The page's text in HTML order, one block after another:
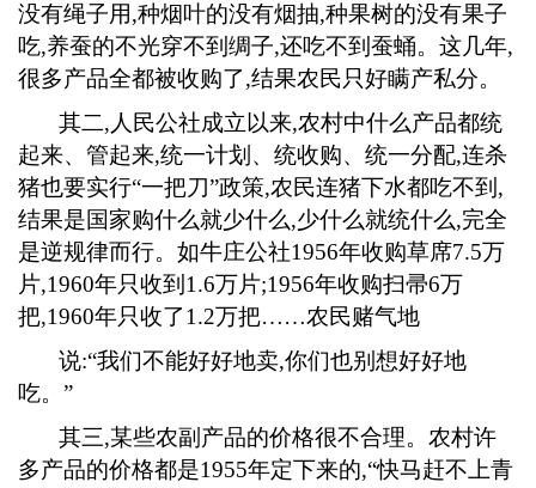
没有绳子用,种烟叶的没有烟抽,种果树的没有果子
吃,养蚕的不光穿不到绸子,还吃不到蚕蛹。这几年,
很多产品全都被收购了,结果农民只好瞒产私分。
其二, 人民公社成立以来,农村中什么产品都统
起来、管起来,统一计划、统收购、统一分配,连杀
猪也要实行“一把刀”政策,农民连猪下水都吃不到 ,
结果是国家购什么就少什么,少什么就统什么,完全
是逆规律而行。如牛庄公社1956年收购草席7.5万
片,1960年只收到 1.6万片;1956年收购扫帚6万
把,1960年只收了1.2万把……农民赌气地
说:“我们不能好好地卖,你们也别想好好地
吃。”
其三,某些农副产品的价格很不合理。农村许
多产品的价格都是1955年定下来的,“快马赶不上青